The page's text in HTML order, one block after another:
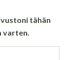
tähän
varten.